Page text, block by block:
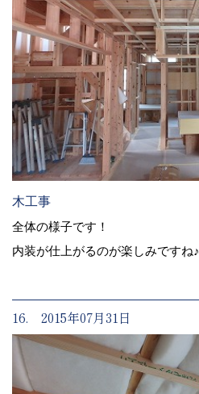
木工事
全体の様子です！
内装が仕上がるのが楽しみですね♪
16. 2015年07月31日